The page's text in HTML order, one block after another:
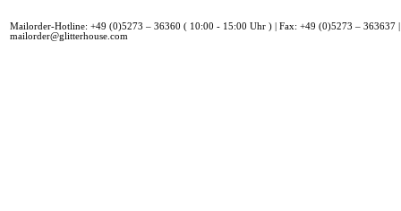
Mailorder-Hotline: +49 (0)5273 – 36360 ( 10:00 - 15:00 Uhr ) | Fax: +49 (0)5273 – 363637
mailorder@glitterhouse.com